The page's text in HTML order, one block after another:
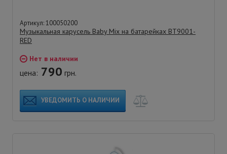
Артикул: 100050200
Музыкальная карусель Baby Mix на батарейках BT9001-
RED
Нет в наличии
цена: 790 грн.
УВЕДОМИТЬ О НАЛИЧИИ